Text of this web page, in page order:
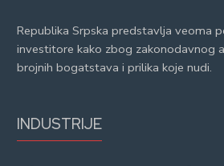
Republika Srpska predstavlja veoma
investitore kako zbog zakonodavnog
brojnih bogatstava i prilika koje nudi.
INDUSTRIJE